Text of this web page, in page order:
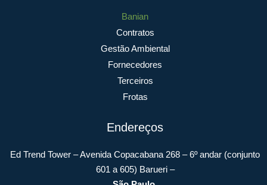
Banian
Contratos
Gestão Ambiental
Fornecedores
Terceiros
Frotas
Endereços
Ed Trend Tower – Avenida Copacabana 268 – 6º andar (conjunto
601 a 605) Barueri –